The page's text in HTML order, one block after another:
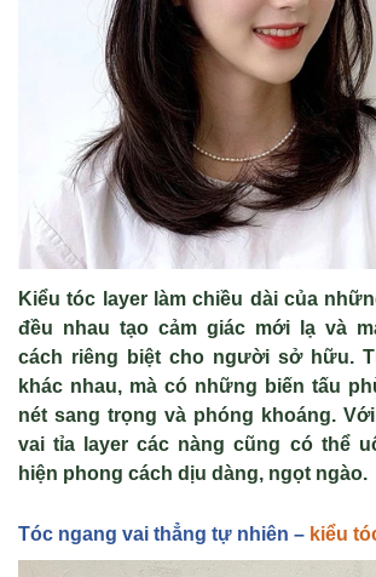
Kiểu tóc layer làm chiều dài của
đều nhau tạo cảm giác mới lạ và
cách riêng biệt cho người sở hữu. T
khác nhau, mà có những biến tấu ph
nét sang trọng và phóng khoáng. V
vai tỉa layer các nàng cũng có thể
hiện phong cách d ịu dàng, ngọt ngào.
Tóc ngang vai thẳng tự nhiên – kiểu